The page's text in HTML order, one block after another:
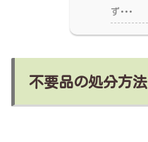
ず･･･
不要品の処分方法